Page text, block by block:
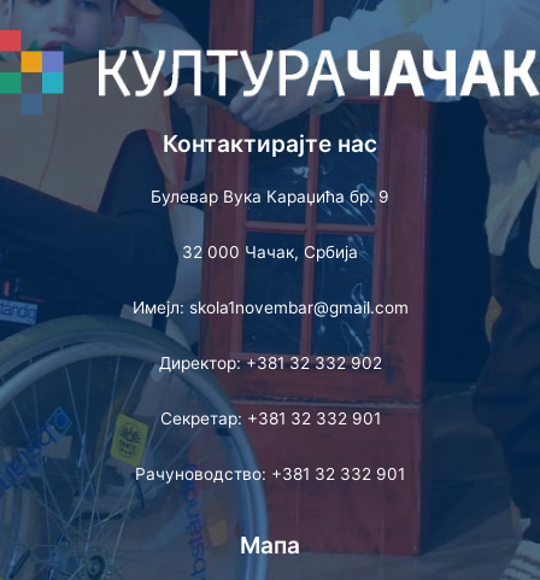
Контактирајте нас
Булевар Вука Караџића бр. 9
32 000 Чачак, Србија
Имејл: skola1novembar@gmail.com
Директор: +381 32 332 902
Секретар: +381 32 332 901
Рачуноводство: +381 32 332 901
Мапа